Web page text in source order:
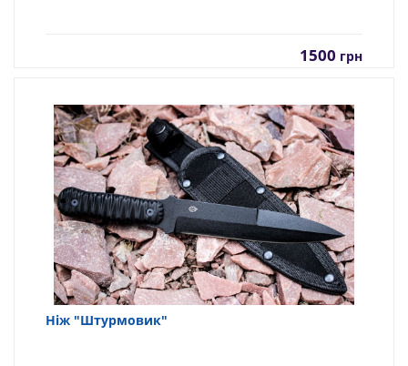
1500 грн
Ніж "Штурмовик"